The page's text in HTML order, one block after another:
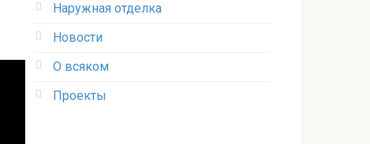
Наружная отделка
Новости
О всяком
Проекты